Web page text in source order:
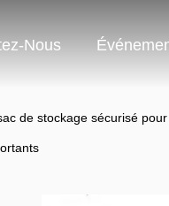
Nous
de stockage sécurisé